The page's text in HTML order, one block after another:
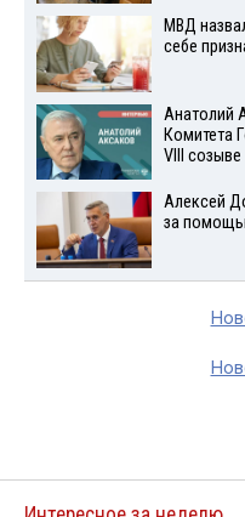
МВД
себе
Анатолий
Комитета
VIII созыве
Алексей
за